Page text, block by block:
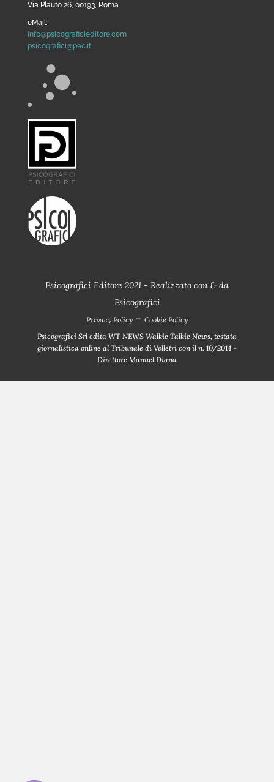
Via Plauto 26, 00193, Roma
eMail:
info@psicograficieditore.com
psicografici@pec.it
Psicografici Editore 2021 - Realizzato con & da
Psicografici
Privacy Policy - Cookie Policy
Psicografici Srl edita WT NEWS Walkie Talkie News, testata
giornalistica online al Tribunale di Velletri con il n. 10/2014 -
Direttore Manuel Diana